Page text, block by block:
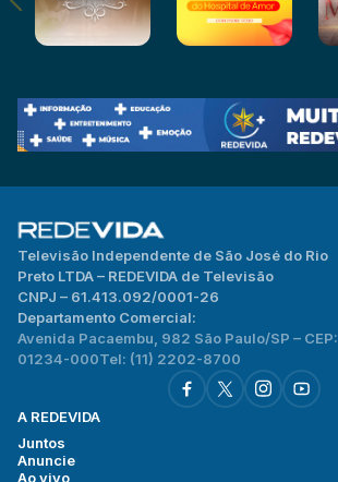
Televisão Independente de São José do Rio
Preto LTDA – REDEVIDA de Televisão
CNPJ – 61.413.092/0001-26
Departamento Comercial:
Avenida Pacaembu, 982 São Paulo/SP – CEP:
01234-000Tel: (11) 2202-8700
A REDEVIDA
Juntos
Anuncie
Ao vivo